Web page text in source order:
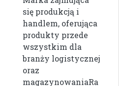
się produkcją i
handlem, oferująca
produkty przede
wszystkim dla
branży logistycznej
oraz
magazynowaniaRa